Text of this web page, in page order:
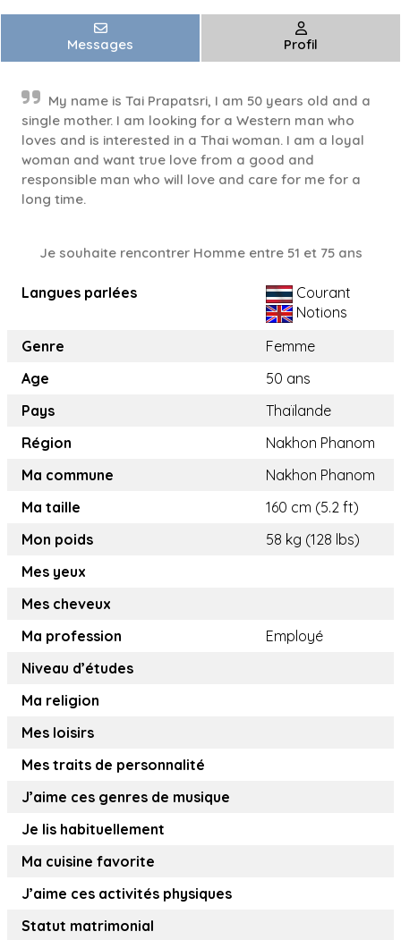
Messages Profil
My name is Tai Prapatsri, I am 50 years old and a
single mother. I am looking for a Western man who
loves and is interested in a Thai woman. I am a loyal
woman and want true love from a good and
responsible man who will love and care for me for a
long time.
Je souhaite rencontrer Homme entre 51 et 75 ans
Langues parlées
Courant
Notions
Genre
Femme
Age
50 ans
Pays
Thaïlande
Région
Nakhon Phanom
Ma commune
Nakhon Phanom
Ma taille
160 cm (5.2 ft)
Mon poids
58 kg (128 lbs)
Mes yeux
Mes cheveux
Ma profession
Employé
Niveau d’études
Ma religion
Mes loisirs
Mes traits de personnalité
J’aime ces genres de musique
Je lis habituellement
Ma cuisine favorite
J’aime ces activités physiques
Statut matrimonial